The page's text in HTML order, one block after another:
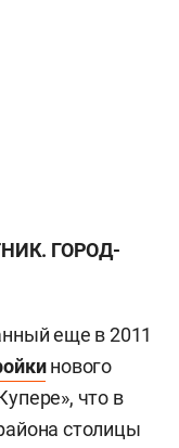
ГОРОД-
еще в 2011
нового
что в
столицы